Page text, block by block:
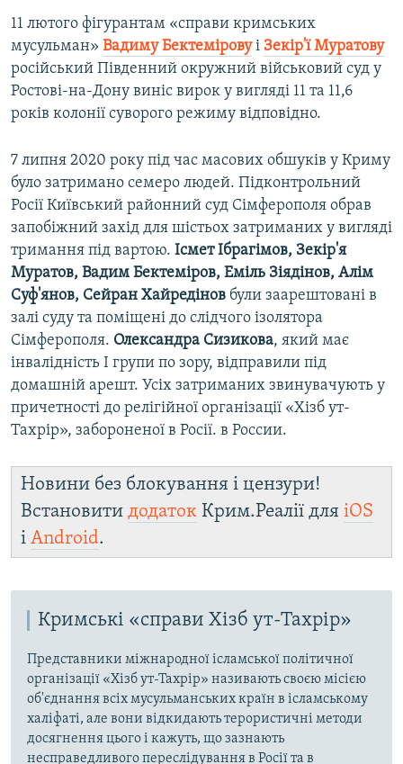
11 лютого фігурантам «справи кримських
мусульман» Вадиму Бектемірову і Зекір'ї Муратову
російський Південний окружний військовий суд у
Ростові-на-Дону виніс вирок у вигляді 11 та 11,6
років колонії суворого режиму відповідно.
7 липня 2020 року під час масових обшуків у Криму
було затримано семеро людей. Підконтрольний
Росії Київський районний суд Сімферополя обрав
запобіжний захід для шістьох затриманих у вигляді
тримання під вартою. Ісмет Ібрагімов, Зекір'я
Муратов, Вадим Бектеміров, Еміль Зіядінов, Алім
Суф'янов, Сейран Хайредінов були заарештовані в
залі суду та поміщені до слідчого ізолятора
Сімферополя. Олександра Сизикова, який має
інвалідність І групи по зору, відправили під
домашній арешт. Усіх затриманих звинувачують у
причетності до релігійної організації «Хізб ут-
Тахрір», забороненої в Росії. в России.
Новини без блокування і цензури!
Встановити додаток Крим.Реалії для iOS
і Android.
Кримські «справи Хізб ут-Тахрір»
Представники міжнародної ісламської політичної
організації «Хізб ут-Тахрір» називають своєю місією
об'єднання всіх мусульманських країн в ісламському
халіфаті, але вони відкидають терористичні методи
досягнення цього і кажуть, що зазнають
несправедливого переслідування в Росії та в